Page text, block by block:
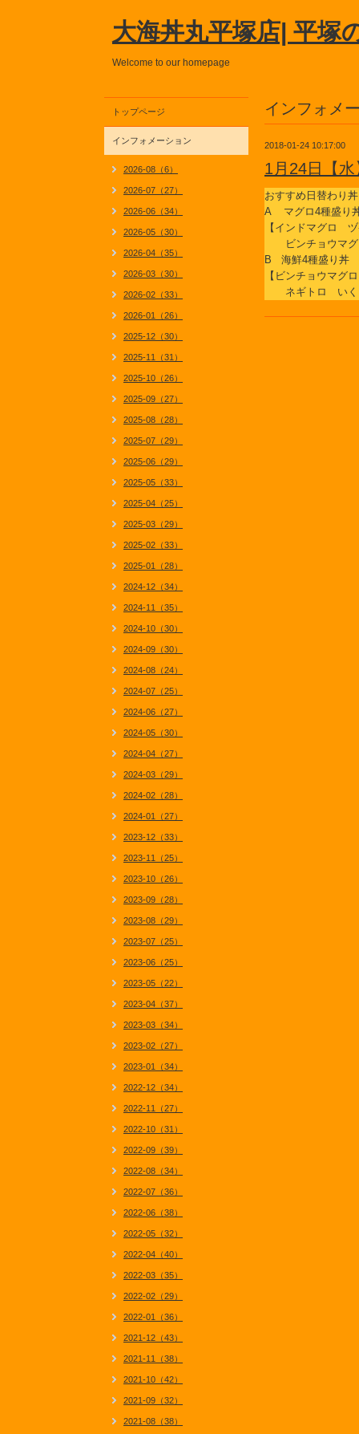
大海丼丸平塚店| 平塚
Welcome to our homepage
インフォメ
2018-01-24 10:17:00
1月24日【
おすすめ日替わり丼
A マグロ4種盛り
【インドマグロ
ビンチョウマグ
B 海鮮4種盛り丼
【ビンチョウマグ
ネギトロ いく
トップページ
インフォメーション
2026-08（6）
2026-07（27）
2026-06（34）
2026-05（30）
2026-04（35）
2026-03（30）
2026-02（33）
2026-01（26）
2025-12（30）
2025-11（31）
2025-10（26）
2025-09（27）
2025-08（28）
2025-07（29）
2025-06（29）
2025-05（33）
2025-04（25）
2025-03（29）
2025-02（33）
2025-01（28）
2024-12（34）
2024-11（35）
2024-10（30）
2024-09（30）
2024-08（24）
2024-07（25）
2024-06（27）
2024-05（30）
2024-04（27）
2024-03（29）
2024-02（28）
2024-01（27）
2023-12（33）
2023-11（25）
2023-10（26）
2023-09（28）
2023-08（29）
2023-07（25）
2023-06（25）
2023-05（22）
2023-04（37）
2023-03（34）
2023-02（27）
2023-01（34）
2022-12（34）
2022-11（27）
2022-10（31）
2022-09（39）
2022-08（34）
2022-07（36）
2022-06（38）
2022-05（32）
2022-04（40）
2022-03（35）
2022-02（29）
2022-01（36）
2021-12（43）
2021-11（38）
2021-10（42）
2021-09（32）
2021-08（38）